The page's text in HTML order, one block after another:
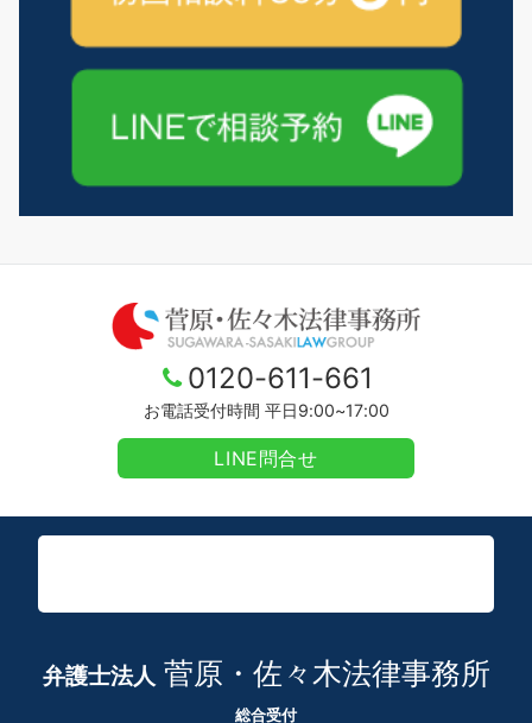
0120-611-661
お電話受付時間 平日9:00~17:00
LINE問合せ
弁護士法人 菅原・佐々木法律事務所
総合受付